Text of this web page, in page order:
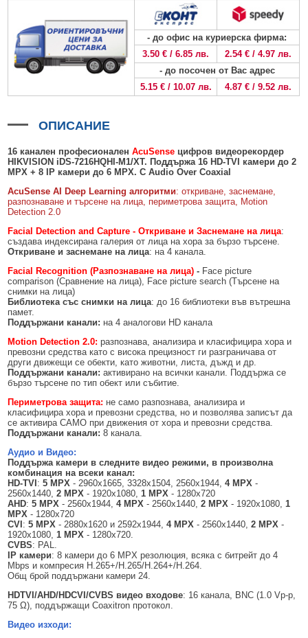
БЕЗЖИЧНИ ДЕТЕКТОРИ ЗА ПОЖАР, ДИМ, ТОПЛИНА И ВЪГЛЕРОДЕН
ОКСИД
БЕЗЖИЧНИ КЛАВИАТУРИ AJAX
БЕЗКОНТАКТНИ RFID КАРТИ И ЧИПОВЕ ЗА КЛАВИАТУРИ
МОДУЛИ ЗА СГРАДНА АВТОМАТИЗАЦИЯ AJAX
БЕЗЖИЧНИ ДЕТЕКТОРИ ЗА HIKVISION AX PRO
БЕЗЖИЧНИ МОДУЛИ И АКСЕСОАРИ ЗА HIKVISION AX PRO
КОМПЛЕКТИ БЕЗЖИЧНИ АЛАРМЕНИ СИСТЕМИ AX PRO
ALFALINE, СТЕННИ/СТОЯЩИ, С ОТВАРЯЕМИ И ЗАКЛЮЧВАЩИ СЕ
INTERLINE, СТОЯЩИ - НЕОТВАРЯЕМИ СТРАНИЦИ
BETALINE, СТОЯЩИ С ОТВАРЯЕМИ И ЗАКЛЮЧВАЩИ СЕ СТРАНИЦИ
АКСЕСОАРИ ЗА КОМУНИКАЦИОННИ ШКАФОВЕ
УПОТРЕБЯВАНА ТЕХНИКА
- до офис на куриерска фирма:
3.50 € / 6.85 лв.
2.54 € / 4.97 лв.
- до посочен от Вас адрес
5.15 € / 10.07 лв.
4.87 € / 9.52 лв.
ОПИСАНИЕ
16 канален професионаленAcuSense цифров видеорекордер
HIKVISION i DS-7216HQHI-M1/XT. Поддържа16 HD-TVI камери до2
MPX +8 IP камери до 6 MPX. С Audio Over Coaxial
AcuSense AI
Deep Learning алгоритми: откриване, заснемане,
разпознаване и търсене на лица, периметрова защита, Motion
Detection 2.0
Facial Detection and Capture - Откриване и Заснемане налица:
създава индексирана галерия от лица на хора за бързо търсене.
Откриване и заснемане на лица: на 4 канала.
Facial Recognition(Разпознаване на лица) - Face picture
comparison (Сравнение на лица), Face picture search (Търсене на
снимки на лица)
Библиотека със снимки на лица: до 16 библиотеки във вътрешна
памет.
Поддържани канали: на 4 аналогови HD канала
Motion Detection 2.0: разпознава, анализира и класифицира хора и
превозни средства като с висока прецизност ги разграничава от
други движещи се обекти, като животни, листа, дъжд и др.
Поддържани канали: активирано на всички канали. Поддържа се
бързо търсене по тип обект или събитие.
Периметрова защита: не само разпознава, анализира и
класифицира хора и превозни средства, но и позволява записът да
се активира САМО при движения от хора и превозни средства.
Поддържани канали: 8 канала.
Аудио и Видео:
Поддържа камери в следните видео режими, в произволна
комбинация на всеки канал:
HD-TVI :5 MPX - 2960x1665, 3328x1504, 2560x1944,4 MPX -
2560x1440,2 MPX - 1920x1080,1 MPX - 1280x720
AHD:5 MPX - 2560x1944,4 MPX - 2560x1440,2 MPX - 1920x1080,1
MPX - 1280x720
CVI :5 MPX - 2880x1620 и 2592x1944,4 MPX - 2560x1440,2 MPX -
1920x1080,1 MPX - 1280x720.
CVBS: PAL.
IP камери: 8 камери до 6 MPX резолюция, всяка с битрейт до 4
Mbps и компресия H.265+/H.265/H.264+/H.264.
Общ брой поддържани камери 24.
HDTVI/AHD/HDCVI/CVBS видео входове: 16 канала, BNC (1.0 Vp-p,
75 Ω), поддържащи Coaxitron протокол.
Видео изходи: